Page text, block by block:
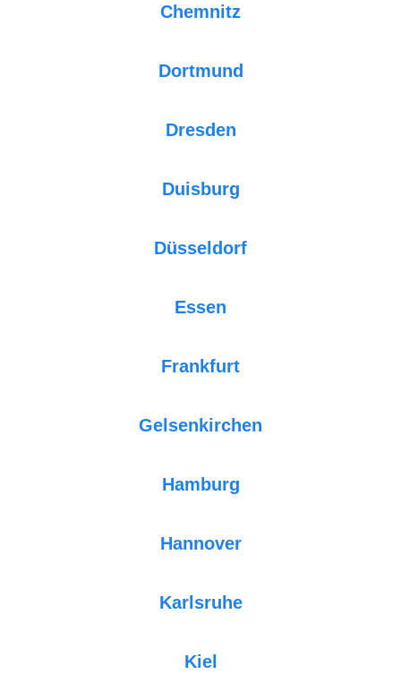
Chemnitz
Dortmund
Dresden
Duisburg
Düsseldorf
Essen
Frankfurt
Gelsenkirchen
Hamburg
Hannover
Karlsruhe
Kiel